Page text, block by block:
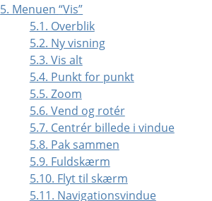
5. Menuen“Vis”
5.1. Overblik
5.2. Ny visning
5.3. Vis alt
5.4. Punkt for punkt
5.5. Zoom
5.6. Vend og rotér
5.7. Centrér billede i vindue
5.8. Pak sammen
5.9. Fuldskærm
5.10. Flyt til skærm
5.11. Navigationsvindue